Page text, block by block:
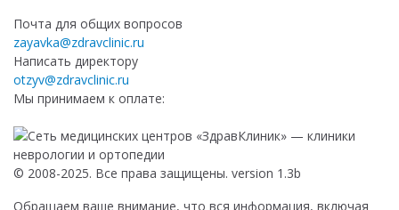
Почта для общих вопросов
zayavka@zdravclinic.ru
Написать директору
otzyv@zdravclinic.ru
Мы принимаем к оплате:
© 2008-2025. Все права защищены. version 1.3b
Обращаем ваше внимание, что вся информация, включая